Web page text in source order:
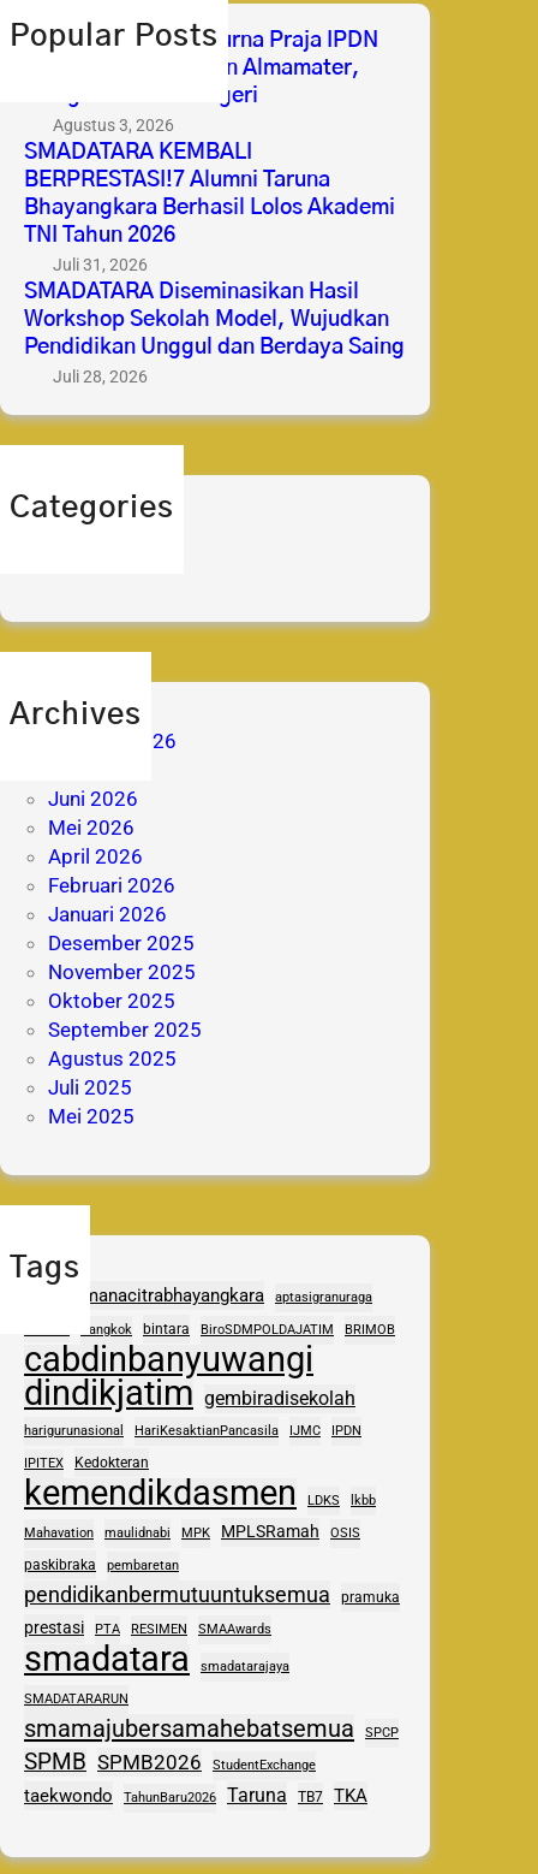
h
Popular Posts
Selamat & Sukses Purna Praja IPDN
2026 Membanggakan Almamater,
Mengabdi untuk Negeri
Agustus 3, 2026
SMADATARA KEMBALI
BERPRESTASI!7 Alumni Taruna
Bhayangkara Berhasil Lolos Akademi
TNI Tahun 2026
Juli 31, 2026
SMADATARA Diseminasikan Hasil
Workshop Sekolah Model, Wujudkan
Pendidikan Unggul dan Berdaya Saing
Juli 28, 2026
Categories
Archives
Agustus 2026
Juni 2026
Mei 2026
April 2026
Februari 2026
Januari 2026
Desember 2025
November 2025
Oktober 2025
September 2025
Agustus 2025
Juli 2025
Mei 2025
Tags
adhipramanacitrabhayangkara aptasigranuraga
Bangkok bintara BiroSDMPOLDAJATIM BRIMOB
cabdinbanyuwangi
dindikjatim gembiradisekolah
harigurunasional HariKesaktianPancasila IJMC IPDN
IPITEX Kedokteran
kemendikdasmen LDKS lkbb
Mahavation maulidnabi MPK MPLSRamah OSIS
paskibraka pembaretan
pendidikanbermutuuntuksemua pramuka
prestasi PTA RESIMEN SMAAwards
smadatara smadatarajaya
SMADATARARUN
smamajubersamahebatsemua SPCP
SPMB SPMB2026 StudentExchange
taekwondo TahunBaru2026 Taruna TB7 TKA